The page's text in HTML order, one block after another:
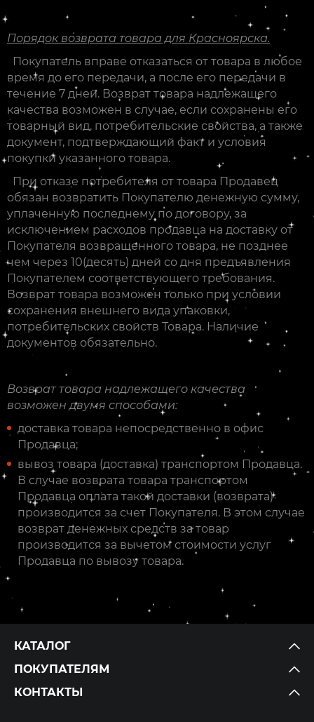
Порядок возврата товара для Красноярска.
Покупатель вправе отказаться от товара в любое
время до его передачи, а после его передачи в
течение 7 дней. Возврат товара надлежащего
качества возможен в случае, если сохранены его
товарный вид, потребительские свойства, а также
документ, подтверждающий факт и условия
покупки указанного товара.
При отказе потребителя от товара Продавец
обязан возвратить Покупателю денежную сумму,
уплаченную последнему по договору, за
исключением расходов продавца на доставку от
Покупателя возвращенного товара, не позднее
чем через 10(десять) дней со дня предъявления
Покупателем соответствующего требования.
Возврат товара возможен только при условии
сохранения внешнего вида упаковки,
потребительских свойств Товара. Наличие
документов обязательно.
Возврат товара надлежащего качества
возможен двумя способами:
доставка товара непосредственно в офис
Продавца;
вывоз товара (доставка) транспортом Продавца.
В случае возврата товара транспортом
Продавца оплата такой доставки (возврата)
производится за счет Покупателя. В этом случае
возврат денежных средств за товар
производится за вычетом стоимости услуг
Продавца по вывозу товара.
КАТАЛОГ
ПОКУПАТЕЛЯМ
КОНТАКТЫ